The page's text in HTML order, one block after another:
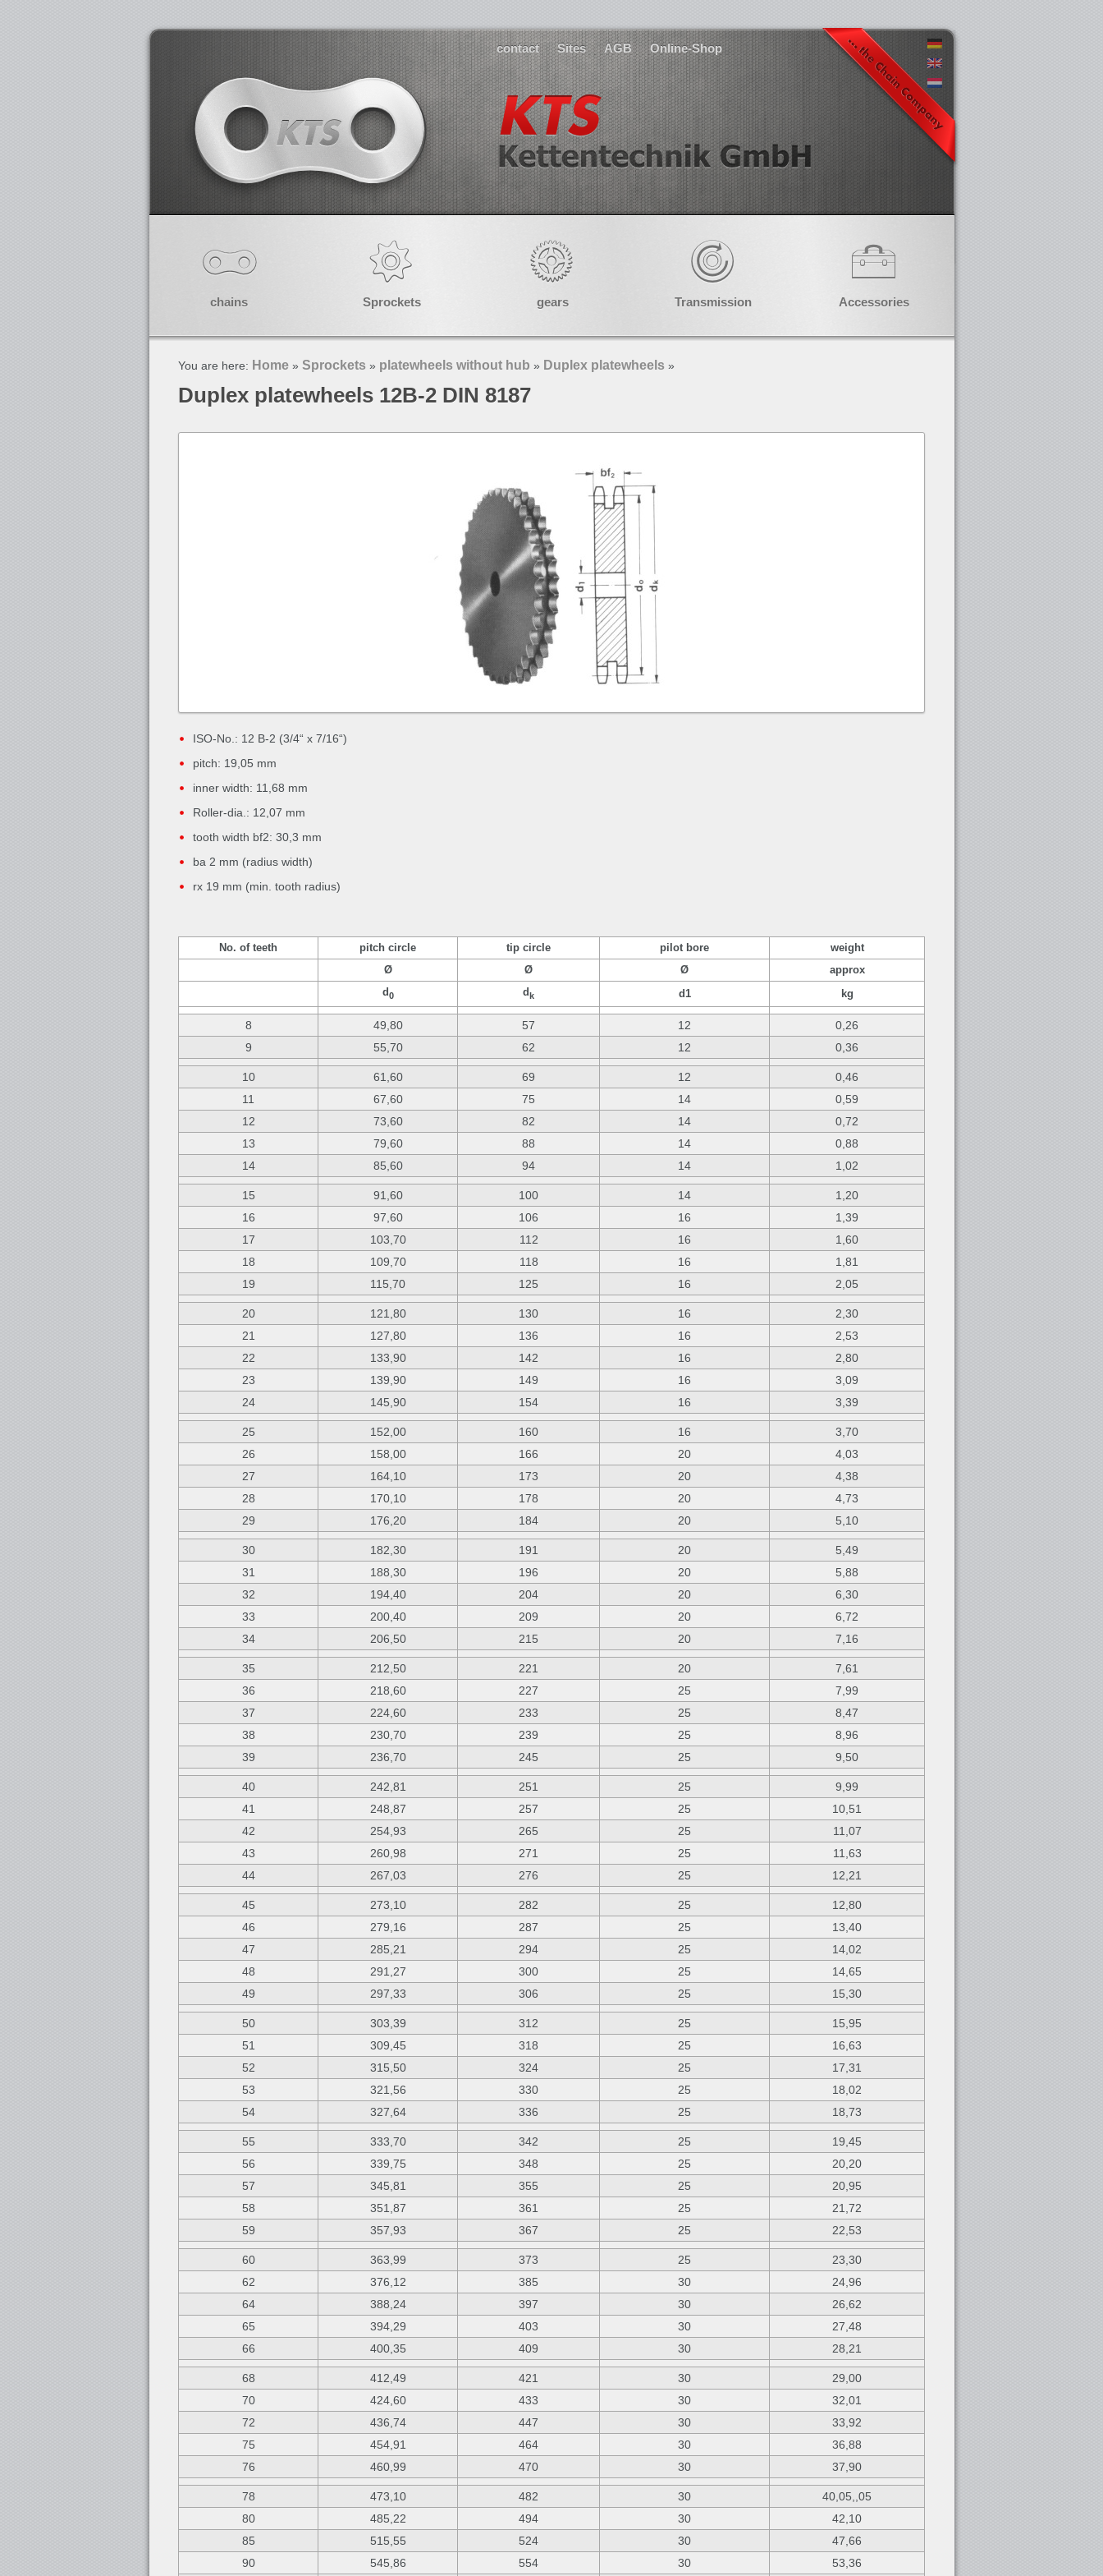
contact Sites AGB Online-Shop
chains Sprockets gears Transmission Accessories
You are here: Home » Sprockets » platewheels without hub » Duplex platewheels »
Duplex platewheels 12B-2 DIN 8187
ISO-No.: 12 B-2 (3/4“ x 7/16“)
pitch: 19,05 mm
inner width: 11,68 mm
Roller-dia.: 12,07 mm
tooth width bf2: 30,3 mm
ba 2 mm (radius width)
rx 19 mm (min. tooth radius)
No. of teeth pitch circle tip circle pilot bore
weight
Ø
Ø Ø
approx
d0 dk d1 kg
8 49,80 57 12
0,26
9
55,70 62 12 0,36
10 61,60 69 12
0,46
11
67,60 75 14
0,59
12
73,60 82 14
0,72
13
79,60 88 14
0,88
14
85,60 94 14 1,02
15 91,60 100 14
1,20
16
97,60 106 16
1,39
17
103,70 112 16
1,60
18
109,70 118 16
1,81
19
115,70 125 16 2,05
20 121,80 130 16
2,30
21
127,80 136 16
2,53
22
133,90 142 16
2,80
23
139,90 149 16
3,09
24
145,90 154 16 3,39
25 152,00 160 16
3,70
26
158,00 166 20
4,03
27
164,10 173 20
4,38
28
170,10 178 20
4,73
29
176,20 184 20 5,10
30 182,30 191 20
5,49
31
188,30 196 20
5,88
32
194,40 204 20
6,30
33
200,40 209 20
6,72
34
206,50 215 20 7,16
35 212,50 221 20
7,61
36
218,60 227 25
7,99
37
224,60 233 25
8,47
38
230,70 239 25
8,96
39
236,70 245 25 9,50
40 242,81 251 25
9,99
41
248,87 257 25
10,51
42
254,93 265 25
11,07
43
260,98 271 25
11,63
44
267,03 276 25 12,21
45 273,10 282 25
12,80
46
279,16 287 25
13,40
47
285,21 294 25
14,02
48
291,27 300 25
14,65
49
297,33 306 25 15,30
50 303,39 312 25
15,95
51
309,45 318 25
16,63
52
315,50 324 25
17,31
53
321,56 330 25
18,02
54
327,64 336 25 18,73
55 333,70 342 25
19,45
56
339,75 348 25
20,20
57
345,81 355 25
20,95
58
351,87 361 25
21,72
59
357,93 367 25 22,53
60 363,99 373 25
23,30
62
376,12 385 30
24,96
64
388,24 397 30
26,62
65
394,29 403 30
27,48
66
400,35 409 30 28,21
68 412,49 421 30
29,00
70
424,60 433 30
32,01
72
436,74 447 30
33,92
75
454,91 464 30
36,88
76
460,99 470 30 37,90
78 473,10 482 30
40,05,,05
80
485,22 494 30
42,10
85
515,55 524 30
47,66
90
545,86 554 30 53,36